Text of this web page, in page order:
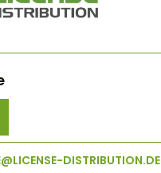
DISTRIBUTION.DE